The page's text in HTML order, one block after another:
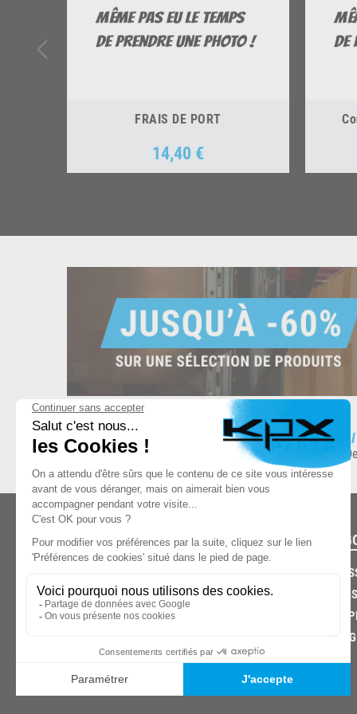
FRAIS DE PORT
Prix
14,40 €
ESPACE DE STOCKAGE
8.500 produits en stock
03.85.32.96.74
© 2026 - KPX PARTS - SITE CRÉÉ PARLET'S CLIC